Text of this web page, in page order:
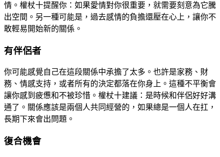
情。權杖十提醒你：如果愛情對你很重要，就需要刻意為它騰
出空間。另一種可能是，過去感情的負擔還壓在心上，讓你不
敢輕易開始新的關係。
有伴侶者
你可能感覺自己在這段關係中承擔了太多。也許是家務、財
務、情感支持，或者所有的決定都落在你身上。這種不平衡會
讓你感到疲憊和不被珍惜。權杖十建議：是時候和伴侶好好溝
通了。關係應該是兩個人共同經營的，如果總是一個人在扛，
長期下來會出問題。
復合機會